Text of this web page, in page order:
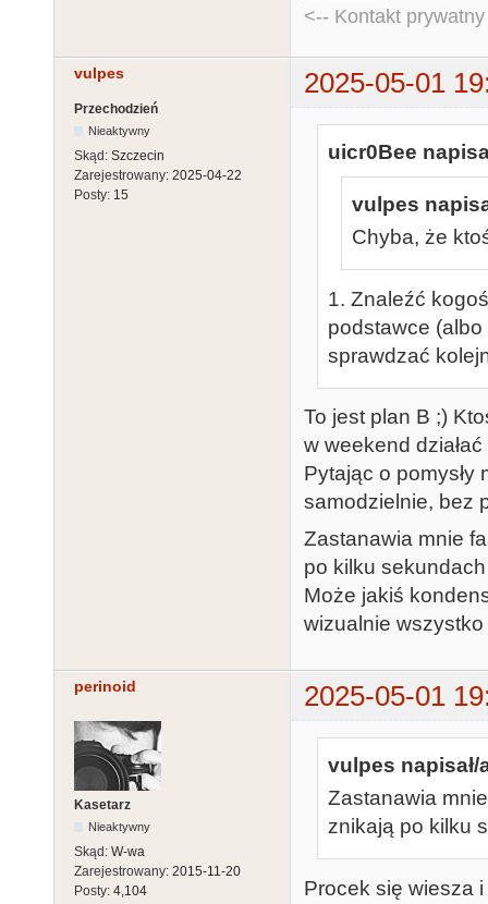
<-- Kontakt
vulpes 2025-05-01
Przechodzień
Nieaktywny
Skąd: Szczecin
Zarejestrowany: 2025-04-22
Posty: 15
uicr0Bee
vulpes
Chyba, że
1. Znaleźć
podstawce (albo
sprawdzać
To jest plan B ;)
w weekend działać
Pytając o pomysły
samodzielnie, bez
Zastanawia mnie
po kilku
Może jakiś
wizualnie
perinoid 2025-05-01
Kasetarz
Nieaktywny
Skąd: W-wa
Zarejestrowany: 2015-11-20
Posty: 4,104
vulpes napisał/
Zastanawia
znikają po kilku
Procek się wiesza